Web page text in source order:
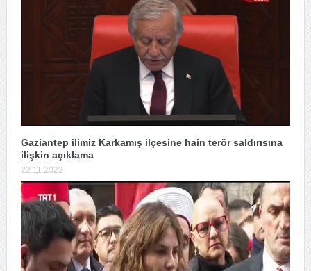
Gaziantep ilimiz Karkamış ilçesine hain terör saldırısına
ilişkin açıklama
22.11.2022